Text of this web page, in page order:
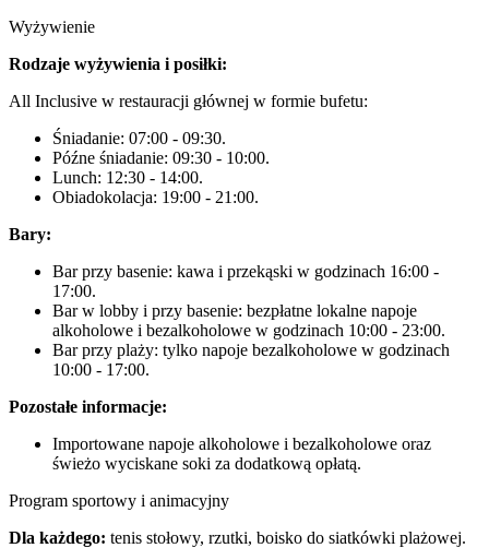
Wyżywienie
Rodzaje wyżywienia i posiłki:
All Inclusive w restauracji głównej w formie bufetu:
Śniadanie: 07:00 - 09:30.
Późne śniadanie: 09:30 - 10:00.
Lunch: 12:30 - 14:00.
Obiadokolacja: 19:00 - 21:00.
Bary:
Bar przy basenie: kawa i przekąski w godzinach 16:00 -
17:00.
Bar w lobby i przy basenie: bezpłatne lokalne napoje
alkoholowe i bezalkoholowe w godzinach 10:00 - 23:00.
Bar przy plaży: tylko napoje bezalkoholowe w godzinach
10:00 - 17:00.
Pozostałe informacje:
Importowane napoje alkoholowe i bezalkoholowe oraz
świeżo wyciskane soki za dodatkową opłatą.
Program sportowy i animacyjny
Dla każdego: tenis stołowy, rzutki, boisko do siatkówki plażowej.